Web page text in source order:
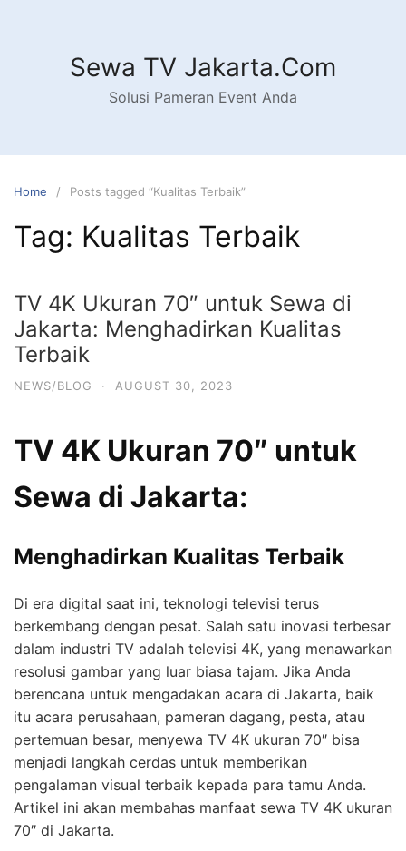
Sewa TV Jakarta.Com
Solusi Pameran Event Anda
Home Posts tagged “Kualitas Terbaik”
Tag: Kualitas Terbaik
TV 4K Ukuran 70″ untuk Sewa di
Jakarta: Menghadirkan Kualitas
Terbaik
NEWS/BLOG · AUGUST 30, 2023
TV 4K Ukuran 70″ untuk
Sewa di Jakarta:
Menghadirkan Kualitas Terbaik
Di era digital saat ini, teknologi televisi terus
berkembang dengan pesat. Salah satu inovasi terbesar
dalam industri TV adalah televisi 4K, yang menawarkan
resolusi gambar yang luar biasa tajam. Jika Anda
berencana untuk mengadakan acara di Jakarta, baik
itu acara perusahaan, pameran dagang, pesta, atau
pertemuan besar, menyewa TV 4K ukuran 70″ bisa
menjadi langkah cerdas untuk memberikan
pengalaman visual terbaik kepada para tamu Anda.
Artikel ini akan membahas manfaat sewa TV 4K ukuran
70″ di Jakarta.